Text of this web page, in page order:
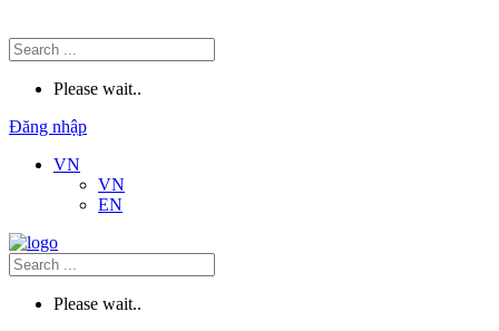
Please wait..
Đăng nhập
VN
VN
EN
Please wait..